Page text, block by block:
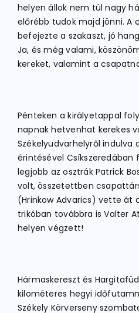
helyen állok nem túl nagy
előrébb tudok majd jönni. A
befejezte a szakaszt, jó
Ja, és még valami,
kereket, valamint a
Pénteken a királyetappal
napnak hetvenhat kerekes
Székelyudvarhelyről indulva
érintésével Csíkszeredában
legjobb az osztrák Patrick
volt, összetettben
(Hrinkow Advarics) vette át
trikóban továbbra is Valter
helyen végzett!
Hármaskereszt és
kilométeres hegyi
Székely Körverseny